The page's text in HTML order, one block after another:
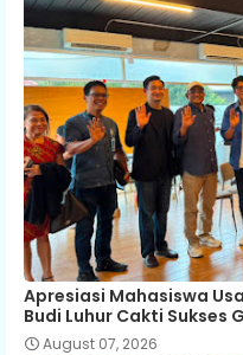
Apresiasi Mahasiswa
Budi Luhur Cakti Sukses
August 07, 2026